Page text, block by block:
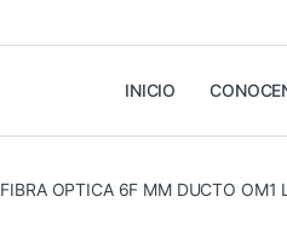
INICIO
FIBRA OPTICA 6F MM DUCTO OM1